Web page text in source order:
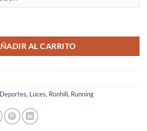
AL CARRITO
Deportes, Luces, Ronhill, Running